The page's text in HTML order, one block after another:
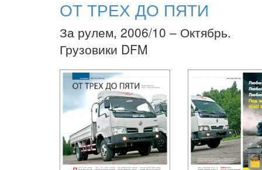
ОТ ТРЕХ ДО ПЯТИ
За рулем, 2006/10 – Октябрь.
Грузовики DFM